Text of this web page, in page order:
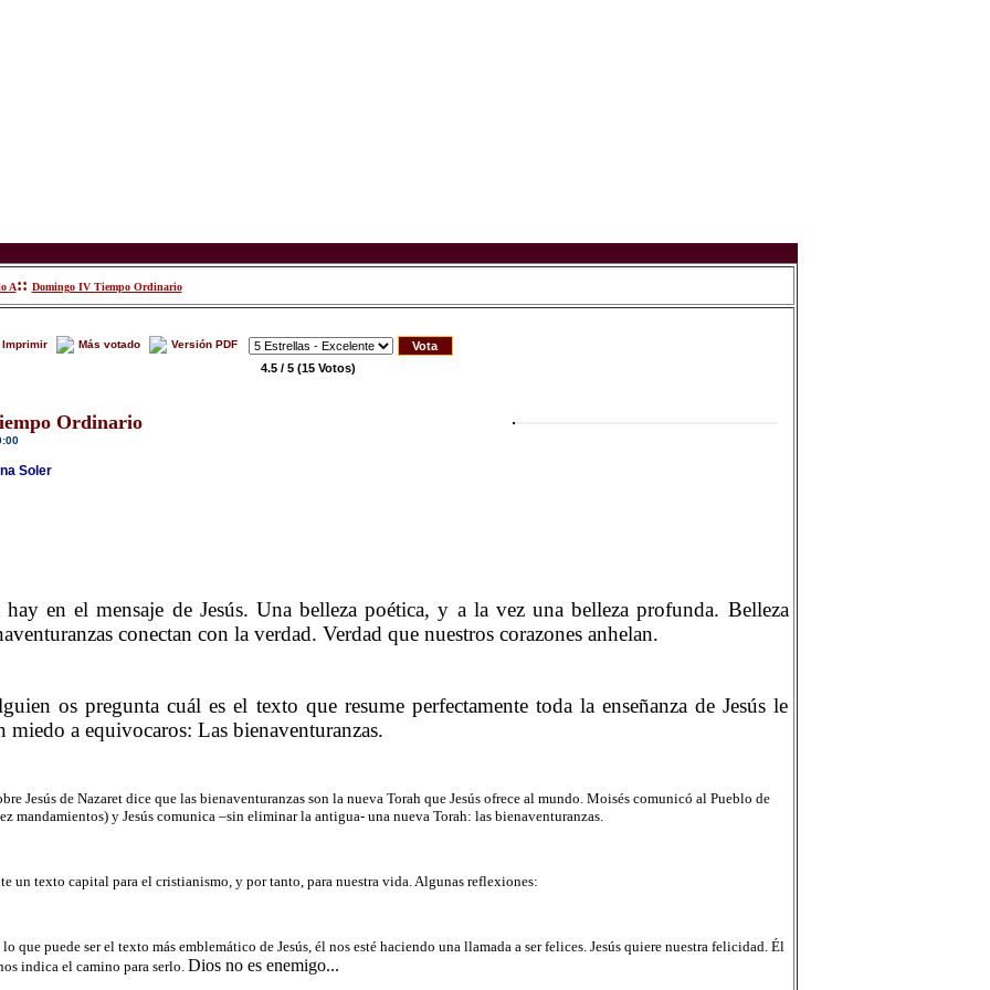
A:: Domingo IV Tiempo Ordinario
Imprimir Más votado Versión PDF
4.5 / 5 (15 Votos)
Ordinario
Soler
hay en el mensaje de Jesús. Una belleza poética, y a la vez una belleza profunda. Belleza
conectan con la verdad. Verdad que nuestros corazones anhelan.
os pregunta cuál es el texto que resume perfectamente toda la enseñanza de Jesús le
miedo a equivocaros: Las bienaventuranzas.
Jesús de Nazaret dice que las bienaventuranzas son la nueva Torah que Jesús ofrece al mundo. Moisés comunicó al Pueblo de
mandamientos) y Jesús comunica –sin eliminar la antigua- una nueva Torah: las bienaventuranzas.
un texto capital para el cristianismo, y por tanto, para nuestra vida. Algunas reflexiones:
que puede ser el texto más emblemático de Jesús, él nos esté haciendo una llamada a ser felices. Jesús quiere nuestra felicidad. Él
indica el camino para serlo. Dios no es enemigo...